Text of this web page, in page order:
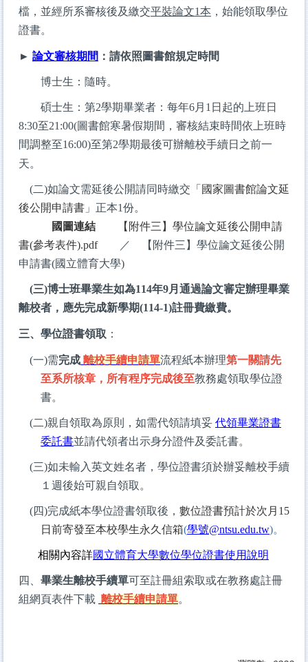
檔，並經所系審核後及繳交平裝論文1本 ，始能領取學位
證書。
► 論文審核期間 ：請依照圖書館規定時間
博士生：隨時。
碩士生： 第2學期畢業者：每年6月1日起的上班日
8:30至21:00(圖書館寒暑假期間，審核結束時間依上班時
間調整至16:00)至第2學期最後可辦離校手續日之前一
天。
(二)如論文需延後公開請同時繳交「 國家圖書館論文延
後公開申請書 」正本1份。
國圖連結
【附件三】學位論文延後公開申請
書(參考表件).pdf／
【附件三】學位論文延後公開
申請書(國立體育大學)
(三)博士班畢業生如為114年9月通過論文審定辦理畢業
離校者，應先完成新學期(114-1)註冊費繳費。
三、學位證書領取 ：
(一)需完成 離校手續申請單流程紙本辦理第一關請先
至系所核章，所有程序完成後至教務處領取學位證
書。
(二)親自領取為原則，如需代領請填妥 代領畢業證書
委託書並請代領者出示身分證件及委託書。
(三)如未輸入英文姓名者，學位證書須於辦妥離校手續
１週後始可親自領取。
(四)完成紙本學位證書領取後， 數位證書預計於次月15
日前寄發至本校學生永久信箱(學號@ntsu.edu.tw)。
相關內容詳國立體育大學數位學位證書使用說明
四、 畢業生離校手續單可至註冊組索取或在教務處註冊
組網頁表件下載 離校手續申請單。